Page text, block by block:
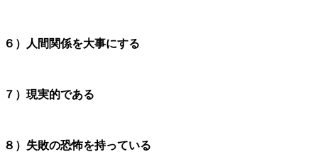
６）人間関係を大事にする
７）現実的である
８）失敗の恐怖を持っている